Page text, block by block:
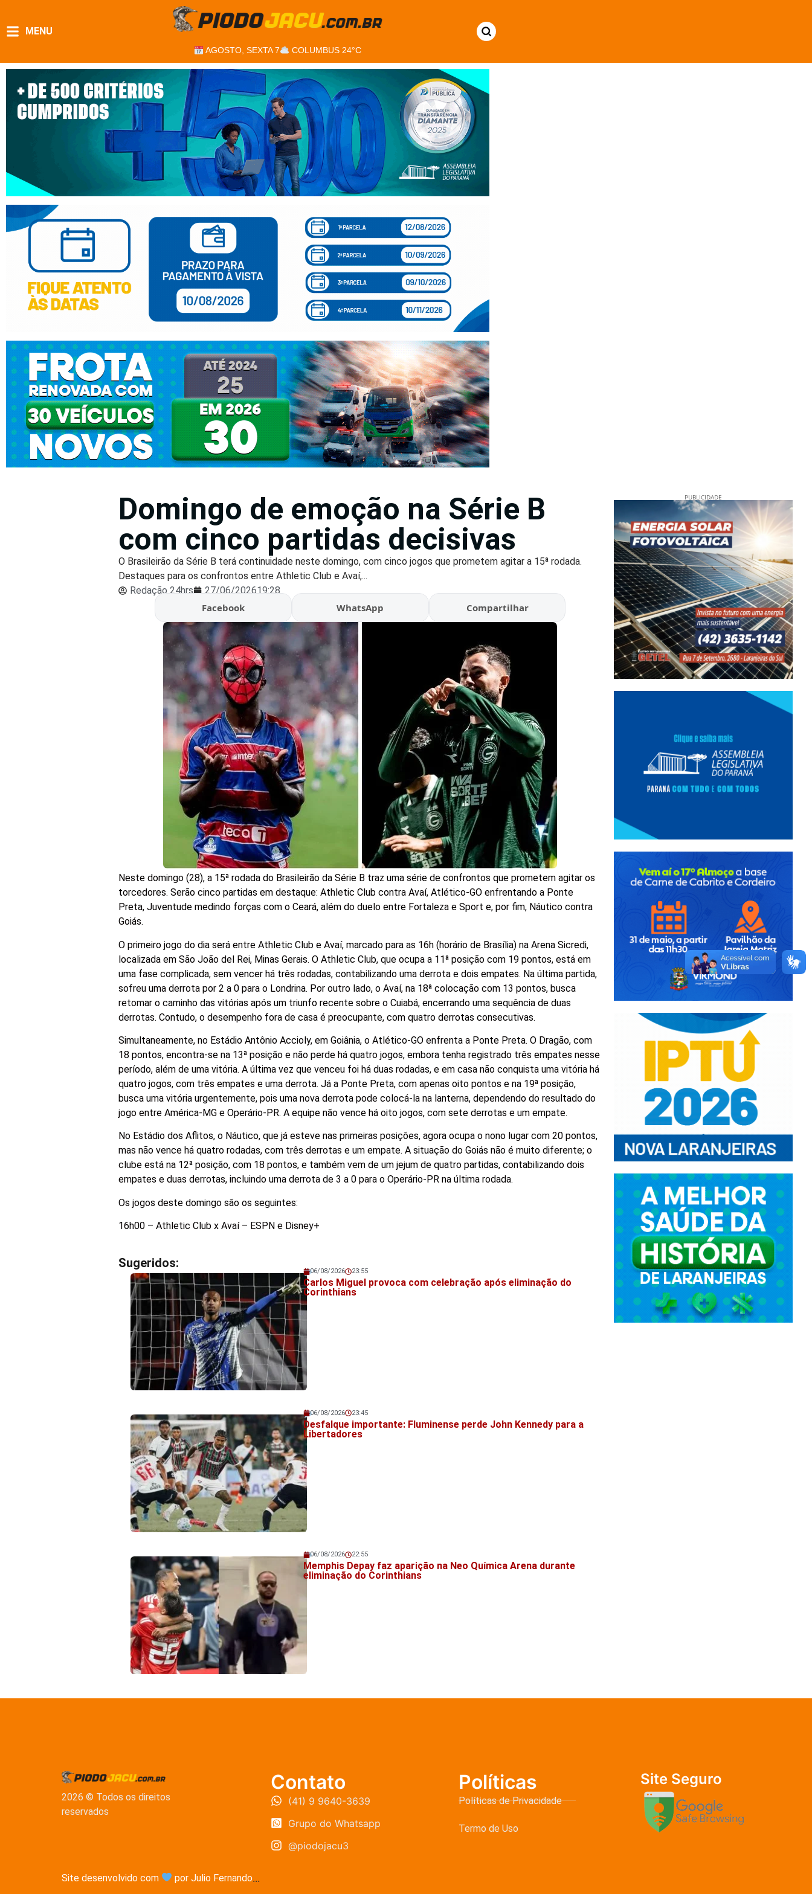
MENU
AGOSTO, SEXTA 7 COLUMBUS 24°C
Domingo de emoção na Série B
com cinco partidas decisivas
O Brasileirão da Série B terá continuidade neste domingo, com cinco jogos que prometem agitar a 15ª rodada.
Destaques para os confrontos entre Athletic Club e Avaí,...
Redação 24hrs
27/06/202619:28
Facebook WhatsApp Compartilhar
Neste domingo (28), a 15ª rodada do Brasileirão da Série B traz uma série de confrontos que prometem agitar os
torcedores. Serão cinco partidas em destaque: Athletic Club contra Avaí, Atlético-GO enfrentando a Ponte
Preta, Juventude medindo forças com o Ceará, além do duelo entre Fortaleza e Sport e, por fim, Náutico contra
Goiás.
O primeiro jogo do dia será entre Athletic Club e Avaí, marcado para as 16h (horário de Brasília) na Arena Sicredi,
localizada em São João del Rei, Minas Gerais. O Athletic Club, que ocupa a 11ª posição com 19 pontos, está em
uma fase complicada, sem vencer há três rodadas, contabilizando uma derrota e dois empates. Na última partida,
sofreu uma derrota por 2 a 0 para o Londrina. Por outro lado, o Avaí, na 18ª colocação com 13 pontos, busca
retomar o caminho das vitórias após um triunfo recente sobre o Cuiabá, encerrando uma sequência de duas
derrotas. Contudo, o desempenho fora de casa é preocupante, com quatro derrotas consecutivas.
Simultaneamente, no Estádio Antônio Accioly, em Goiânia, o Atlético-GO enfrenta a Ponte Preta. O Dragão, com
18 pontos, encontra-se na 13ª posição e não perde há quatro jogos, embora tenha registrado três empates nesse
período, além de uma vitória. A última vez que venceu foi há duas rodadas, e em casa não conquista uma vitória há
quatro jogos, com três empates e uma derrota. Já a Ponte Preta, com apenas oito pontos e na 19ª posição,
busca uma vitória urgentemente, pois uma nova derrota pode colocá-la na lanterna, dependendo do resultado do
jogo entre América-MG e Operário-PR. A equipe não vence há oito jogos, com sete derrotas e um empate.
No Estádio dos Aflitos, o Náutico, que já esteve nas primeiras posições, agora ocupa o nono lugar com 20 pontos,
mas não vence há quatro rodadas, com três derrotas e um empate. A situação do Goiás não é muito diferente; o
clube está na 12ª posição, com 18 pontos, e também vem de um jejum de quatro partidas, contabilizando dois
empates e duas derrotas, incluindo uma derrota de 3 a 0 para o Operário-PR na última rodada.
Os jogos deste domingo são os seguintes:
16h00 – Athletic Club x Avaí – ESPN e Disney+
Sugeridos:
Veja também!
06/08/2026 23:55
Carlos Miguel provoca com celebração após eliminação do
Corinthians
Veja também!
06/08/2026 23:45
Desfalque importante: Fluminense perde John Kennedy para a
Libertadores
Veja também!
06/08/2026 22:55
Memphis Depay faz aparição na Neo Química Arena durante
eliminação do Corinthians
PUBLICIDADE
2026 © Todos os direitos
reservados
Contato
(41) 9 9640-3639
Grupo do Whatsapp
@piodojacu3
Políticas
Políticas de Privacidade
Termo de Uso
Site Seguro
Site desenvolvido com por Julio Fernando...